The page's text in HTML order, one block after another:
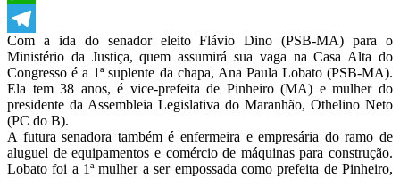
WhatsApp
Telegram
Com a ida do senador eleito Flávio Dino (PSB-MA) para o
Ministério da Justiça, quem assumirá sua vaga na Casa Alta do
Congresso é a 1ª suplente da chapa, Ana Paula Lobato (PSB-MA).
Ela tem 38 anos, é vice-prefeita de Pinheiro (MA) e mulher do
presidente da Assembleia Legislativa do Maranhão, Othelino Neto
(PC do B).
A futura senadora também é enfermeira e empresária do ramo de
aluguel de equipamentos e comércio de máquinas para construção.
Lobato foi a 1ª mulher a ser empossada como prefeita de Pinheiro,